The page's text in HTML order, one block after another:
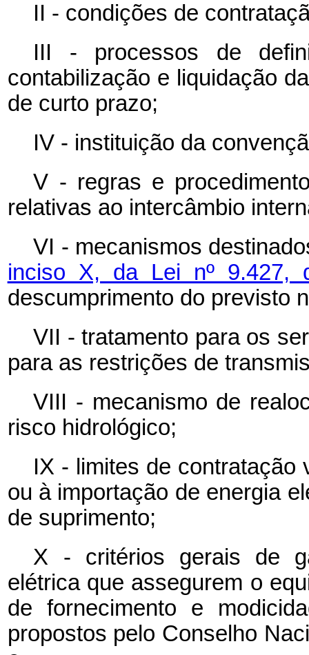
II - condições de
III - processos de
contabilização e liquidação
de curto prazo;
IV - instituição da
V - regras e
relativas ao intercâmbio
VI - mecanismos
inciso X, da Lei nº
descumprimento do previsto
VII - tratamento para os
para as restrições de
VIII - mecanismo de
risco hidrológico;
IX - limites de contratação
ou à importação de energia
de suprimento;
X - critérios gerais de
elétrica que assegurem o
de fornecimento e
propostos pelo Conselho